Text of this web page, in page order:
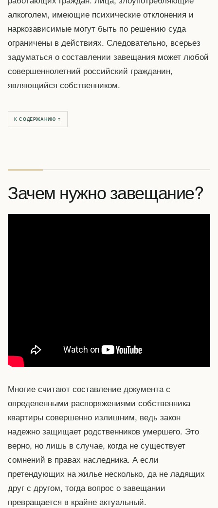
алкоголем, имеющие психические отклонения и
наркозависимые могут быть по решению суда
ограничены в действиях. Следовательно, всерьез
задуматься о составлении завещания может любой
совершеннолетний российский гражданин,
являющийся собственником.
К СОДЕРЖАНИЮ ↑
Зачем нужно завещание?
Многие считают составление документа с
определенными распоряжениями собственника
квартиры совершенно излишним, ведь закон
надежно защищает родственников умершего. Это
верно, но лишь в случае, когда не существует
сомнений в правах наследника. А если
претендующих на жилье несколько, да не ладящих
друг с другом, тогда вопрос о завещании
превращается в крайне актуальный.